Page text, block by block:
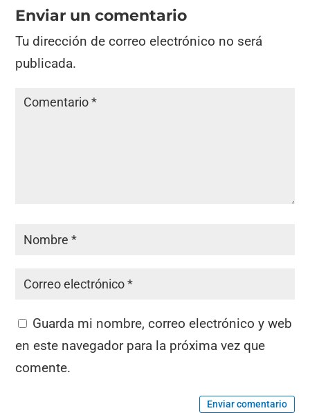
Enviar un comentario
Tu dirección de correo electrónico no será
publicada.
Guarda mi nombre, correo electrónico y web
en este navegador para la próxima vez que
comente.
Enviar comentario